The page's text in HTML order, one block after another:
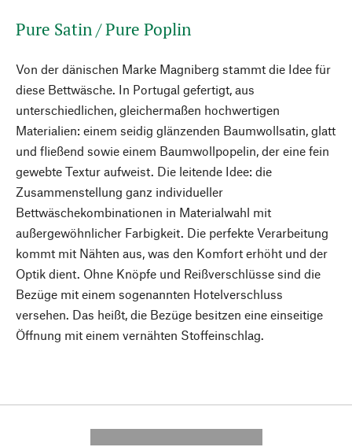
Pure Satin / Pure Poplin
Von der dänischen Marke Magniberg stammt die Idee für
diese Bettwäsche. In Portugal gefertigt, aus
unterschiedlichen, gleichermaßen hochwertigen
Materialien: einem seidig glänzenden Baumwollsatin, glatt
und fließend sowie einem Baumwollpopelin, der eine fein
gewebte Textur aufweist. Die leitende Idee: die
Zusammenstellung ganz individueller
Bettwäschekombinationen in Materialwahl mit
außergewöhnlicher Farbigkeit. Die perfekte Verarbeitung
kommt mit Nähten aus, was den Komfort erhöht und der
Optik dient. Ohne Knöpfe und Reißverschlüsse sind die
Bezüge mit einem sogenannten Hotelverschluss
versehen. Das heißt, die Bezüge besitzen eine einseitige
Öffnung mit einem vernähten Stoffeinschlag.